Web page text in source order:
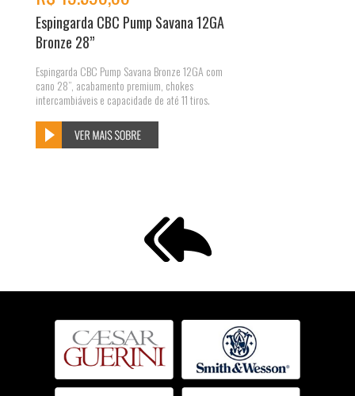
Espingarda CBC Pump Savana 12GA
Bronze 28”
Espingarda CBC Pump Savana Bronze 12GA com
cano 28”, acabamento premium, chokes
intercambiáveis e capacidade de até 11 tiros.